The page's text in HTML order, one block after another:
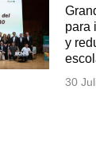
para
y
30